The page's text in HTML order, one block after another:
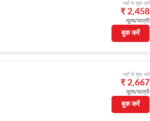
यहाँ से शुरू करें
₹ 2,458
मूल्य/यात्री
बुक करें
यहाँ से शुरू करें
₹ 2,667
मूल्य/यात्री
बुक करें